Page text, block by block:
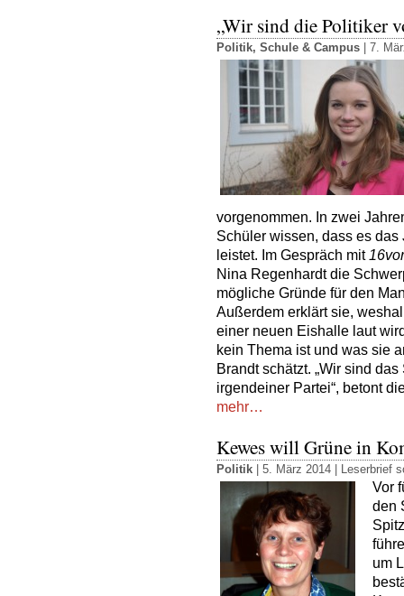
„Wir sind die Politiker
Politik, Schule & Campus | 7.
vorgenommen. In zwei
Schüler wissen, dass es
leistet. Im Gespräch mit 16vor
Nina Regenhardt die
mögliche Gründe für den
Außerdem erklärt sie,
einer neuen Eishalle laut
kein Thema ist und was sie
Brandt schätzt. „Wir sind
irgendeiner Partei“, betont
mehr…
Kewes will Grüne in
Politik | 5. März 2014 | Leserbrief
Vor
den
um